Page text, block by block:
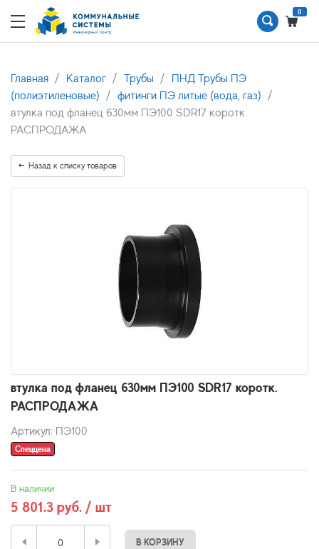
0
Главная Каталог Трубы
ПНД Трубы ПЭ
(полиэтиленовые)
фитинги ПЭ литые (вода, газ)
втулка под фланец 630мм ПЭ100 SDR17 коротк.
РАСПРОДАЖА
Назад к списку товаров
втулка под фланец 630мм ПЭ100 SDR17 коротк.
РАСПРОДАЖА
Артикул: ПЭ100
Спеццена
В наличии
5 801.3 руб. / шт
В КОРЗИНУ